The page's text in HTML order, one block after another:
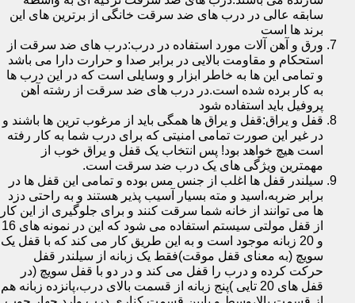
سابقه عالی در درب های ضد سرقت خانگی از برترین های این
برند ها است
ورق و آهن آلات مورد استفاده در درب:درب های ضد سرقت از
استحکام و مقاومت بالایی در برابر صدا و حرارت دارا می باشد
و تمامی این ها به خاطر ابزار و وسایلی است که در این درب ها
به کار برده شده است.در درب های ضد سرقت از رشته آهن
پروفیل باید استفاده شود
قفل و یراق:قفل و یراق ها همگی باید از مرغوب ترین ها باشند و
در غیر این صورت تمامی امنیتی که برای درب شما به کار رفته
است هیچ خواهد بود! پس انتخاب یک قفل و یراق خوب از
مهمترین ویژگی های یک درب ضد سرقت است.
سیلندر قفل ها اغلب از جنس مس بوده و تمامی این قفل ها در
برابر ضربه،اسید و مته بسیار آسیب پذیر هستند و به راحتی دزد
ها می توانند از خانه شما سرقت کنند و برای جلوگیری از این کار
از قفل مولتی سیستم استفاده می شود که این در نمونه های 16
و 20 زبانه موجود است و به این طریق کار می کند که با قفل یک
سویچ (به معنای قفل موقت)فقط یک زبانه از سیلندر قفل
حرکت کرده و درب را قفل می کند و در دو با قفل سویچ (در
قفل های 20 تایی )پنج زبانه از قسمت بالای درب،پانزده زبانه هم